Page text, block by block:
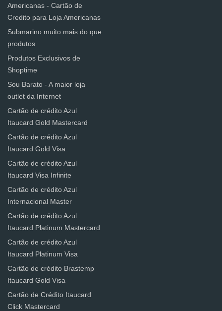
Americanas - Cartão de
Credito para Loja Americanas
Submarino muito mais do que
produtos
Produtos Exclusivos de
Shoptime
Sou Barato - A maior loja
outlet da Internet
Cartão de crédito Azul
Itaucard Gold Mastercard
Cartão de crédito Azul
Itaucard Gold Visa
Cartão de crédito Azul
Itaucard Visa Infinite
Cartão de crédito Azul
Internacional Master
Cartão de crédito Azul
Itaucard Platinum Mastercard
Cartão de crédito Azul
Itaucard Platinum Visa
Cartão de crédito Brastemp
Itaucard Gold Visa
Cartão de Crédito Itaucard
Click Mastercard